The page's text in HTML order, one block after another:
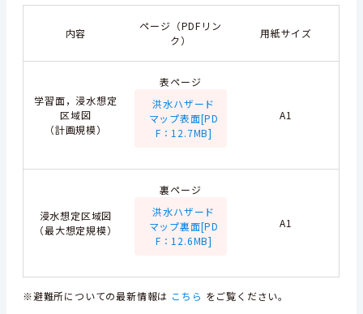
内容
ページ（PDFリン
ク）
用紙サイズ
学習面，浸水想定
区域図
（計画規模）
表ページ
洪水ハザード
マップ表面[PD
F：12.7MB]
A1
浸水想定区域図
（最大想定規模）
裏ページ
洪水ハザード
マップ裏面[PD
F：12.6MB]
A1
※避難所についての最新情報は こちら をご覧ください。